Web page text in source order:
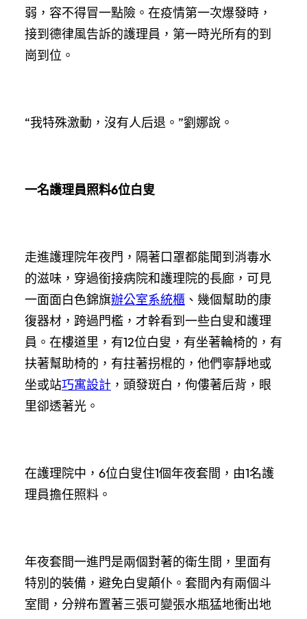
弱，容不得冒一點險。在疫情第一次爆發時，
接到德律風告訴的護理員，第一時光所有的到
崗到位。
“我特殊激動，沒有人后退。”劉娜說。
一名護理員照料6位白叟
走進護理院年夜門，隔著口罩都能聞到消毒水
的滋味，穿過銜接病院和護理院的長廊，可見
一面面白色錦旗辦公室系統櫃 、幾個幫助的康
復器材，跨過門檻，才幹看到一些白叟和護理
員。在樓道里，有12位白叟，有坐著輪椅的，有
扶著幫助椅的，有拄著拐棍的，他們寧靜地或
坐或站巧寓設計 ，頭發斑白，佝僂著后背，眼
里卻透著光。
在護理院中，6位白叟住1個年夜套間，由1名護
理員擔任照料。
年夜套間一進門是兩個對著的衛生間，里面有
特別的裝備，避免白叟顛仆。套間內有兩個斗
室間，分辨布置著三張可變張水瓶猛地衝出地